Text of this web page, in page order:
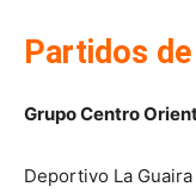
Partidos
Grupo Centro
Deportivo La